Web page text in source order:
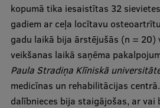
kopumā tika iesaistītas 32
gadiem ar ceļa locītavu
gadu laikā bija ārstējušās (n = 20)
veikšanas laikā saņēma
Paula Stradiņa Klīniskā
medicīnas un rehabilitācijas
dalībnieces bija staigājošas, ar vai